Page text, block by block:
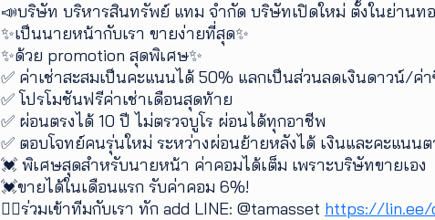
📣บริษัท บริหารสินทรัพย์ แทม จำกัด บริษัทเปิดใหม่ ตั้งในย่าน
✨เป็นนายหน้ากับเรา ขายง่ายที่สุด✨
✨ด้วย promotion สุดพิเศษ✨
✅ ค่าเช่าสะสมเป็นคะแนนได้ 50% แลกเป็นส่วนลดเงินดาวน์/ค่
✅ โปรโมชันฟรีค่าเช่าเดือนสุดท้าย
✅ ผ่อนตรงได้ 10 ปี ไม่ตรวจบูโร ผ่อนได้ทุกอาชีพ
✅ ตอบโจทย์คนรุ่นใหม่ ระหว่างผ่อนย้ายหลังได้ เงินและคะแนน
💓 พิเศษสุดสำหรับนายหน้า ค่าคอมได้เต็ม เพราะบริษัทขายเอง
💓ขายได้ในเดือนแรก รับค่าคอม 6%!
👉🏻ร่วมเข้าทีมกับเรา ทัก add LINE: @tamasset https://lin.ee/